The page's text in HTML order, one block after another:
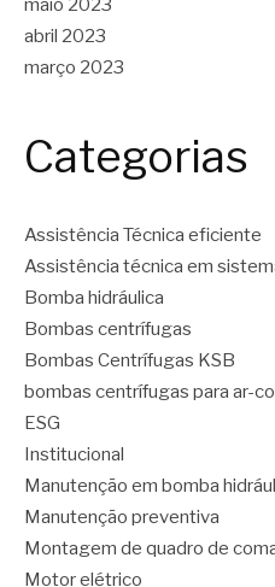
maio 2023
abril 2023
março 2023
Categorias
Assistência Técnica eficiente
Assistência técnica em
Bomba hidráulica
Bombas centrífugas
Bombas Centrífugas KSB
bombas centrífugas para ar-
ESG
Institucional
Manutenção em bomba
Manutenção preventiva
Montagem de quadro de
Motor elétrico